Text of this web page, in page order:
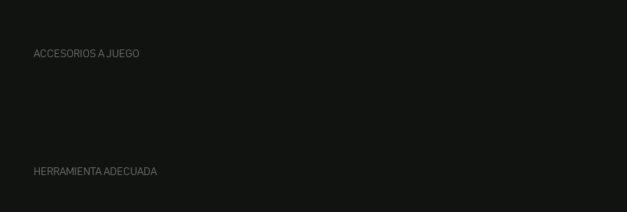
ACCESORIOS A JUEGO
HERRAMIENTA ADECUADA